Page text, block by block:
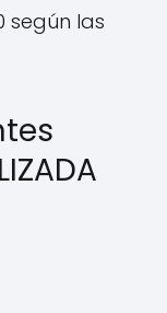
según las